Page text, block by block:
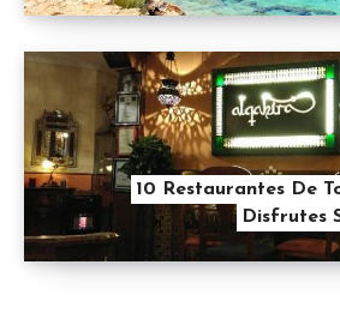
10 Restaurantes De
Disfrutes